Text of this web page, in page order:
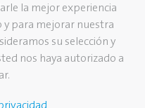
Servicios
Catálogos
Base de datos de Medios
la mejor experiencia
para mejorar nuestra
su selección y
nos haya autorizado a